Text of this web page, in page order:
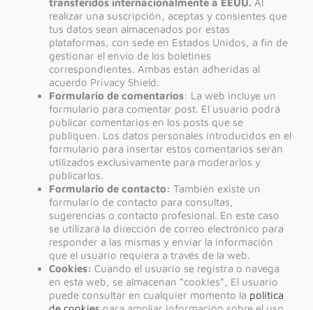
realizar una suscripción, aceptas y consientes que
tus datos sean almacenados por estas
plataformas, con sede en Estados Unidos, a fin de
gestionar el envío de los boletines
correspondientes. Ambas están adheridas al
acuerdo Privacy Shield.
Formulario de comentarios: La web incluye un
formulario para comentar post. El usuario podrá
publicar comentarios en los posts que se
publiquen. Los datos personales introducidos en el
formulario para insertar estos comentarios serán
utilizados exclusivamente para moderarlos y
publicarlos.
Formulario de contacto: También existe un
formulario de contacto para consultas,
sugerencias o contacto profesional. En este caso
se utilizará la dirección de correo electrónico para
responder a las mismas y enviar la información
que el usuario requiera a través de la web.
Cookies: Cuando el usuario se registra o navega
en esta web, se almacenan “cookies”, El usuario
puede consultar en cualquier momento la política